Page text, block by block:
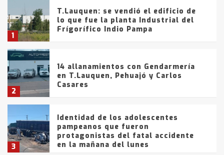
1
T.Lauquen: se vendió el edificio de
lo que fue la planta Industrial del
Frígorífico Indio Pampa
2
14 allanamientos con Gendarmería
en T.Lauquen, Pehuajó y Carlos
Casares
3
Identidad de los adolescentes
pampeanos que fueron
protagonistas del fatal accidente
en la mañana del lunes